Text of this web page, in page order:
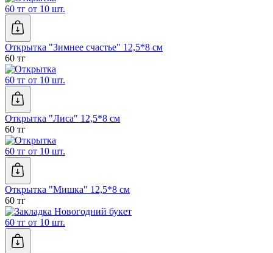
60 тг от 10 шт.
Открытка "Зимнее счастье" 12,5*8 см
60 тг
60 тг от 10 шт.
Открытка "Лиса" 12,5*8 см
60 тг
60 тг от 10 шт.
Открытка "Мишка" 12,5*8 см
60 тг
60 тг от 10 шт.